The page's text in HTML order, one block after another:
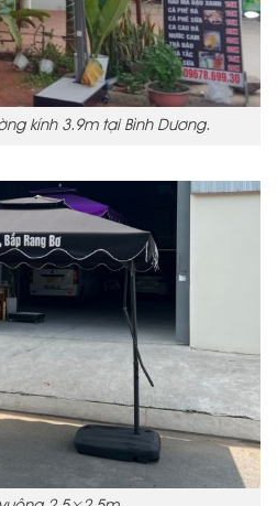
kính 3.9m tại Bình Dương.